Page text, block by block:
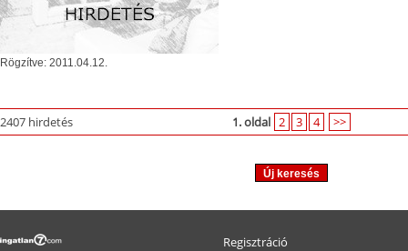
Rögzítve: 2011.04.12.
2407 hirdetés 1. oldal 2 3 4 >>
Regisztráció